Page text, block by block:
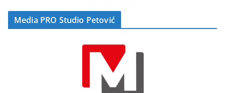
Media PRO Studio Petović